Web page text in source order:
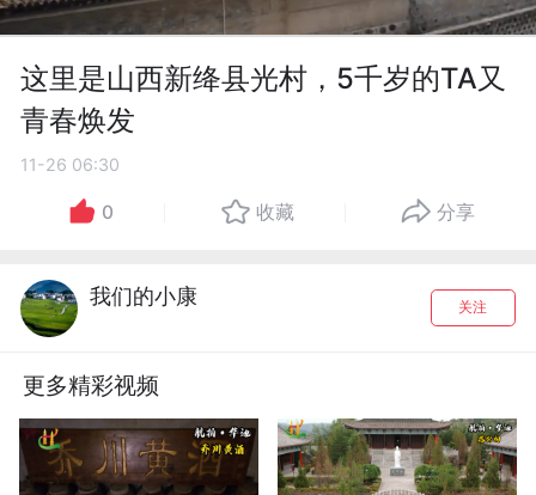
这里是山西新绛县光村，5千岁的TA又
青春焕发
11-26 06:30
0 收藏 分享
我们的小康 关注
更多精彩视频